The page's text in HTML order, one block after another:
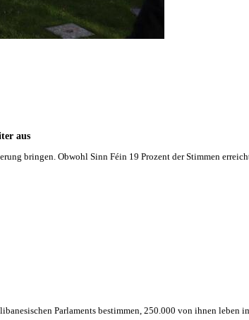
aus
bringen. Obwohl Sinn Féin 19 Prozent der Stimmen
Parlaments bestimmen, 250.000 von ihnen